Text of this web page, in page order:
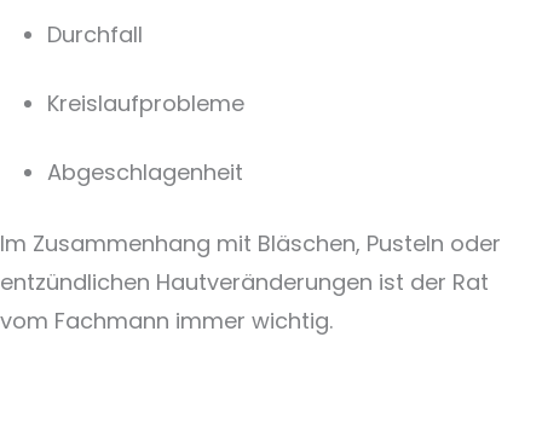
Durchfall
Kreislaufprobleme
Abgeschlagenheit
Im Zusammenhang mit Bläschen, Pusteln oder
entzündlichen Hautveränderungen ist der Rat
vom Fachmann immer wichtig.